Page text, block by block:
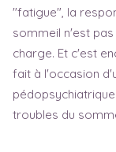
"fatigue", la
sommeil n'est
charge. Et c'est
fait à l'occasion
troubles du